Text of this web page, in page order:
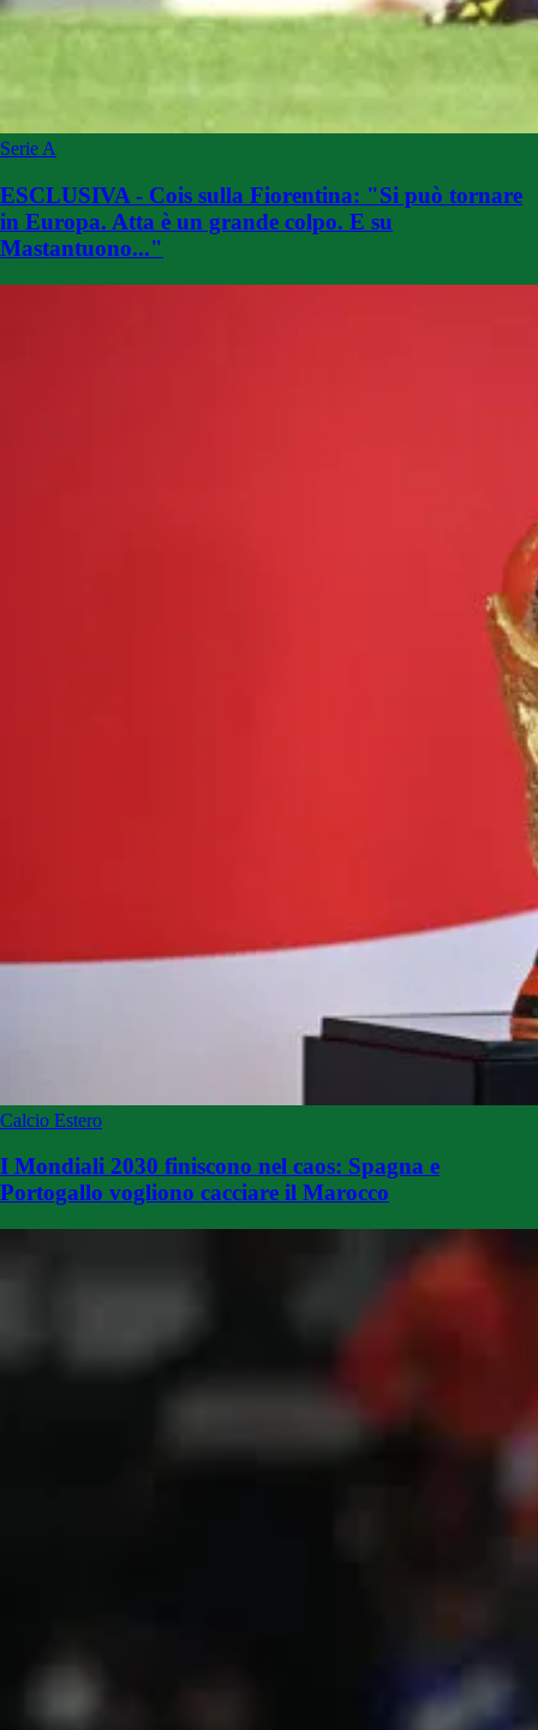
Serie A
ESCLUSIVA - Cois sulla Fiorentina: "Si può tornare
in Europa. Atta è un grande colpo. E su
Mastantuono..."
Calcio Estero
I Mondiali 2030 finiscono nel caos: Spagna e
Portogallo vogliono cacciare il Marocco